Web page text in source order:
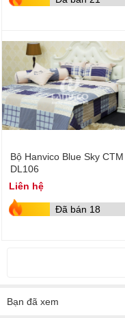
Bộ Hanvico Blue Sky CTM
DL106
Liên hệ
Đã bán 18
Bạn đã xem